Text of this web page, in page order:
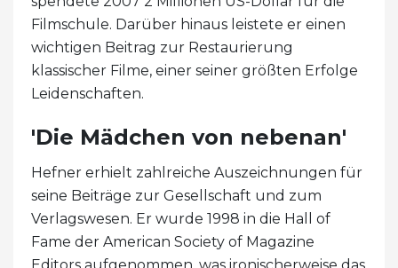
Filmschule. Darüber hinaus leistete er einen
wichtigen Beitrag zur Restaurierung
klassischer Filme, einer seiner größten Erfolge
Leidenschaften.
'Die Mädchen von nebenan'
Hefner erhielt zahlreiche Auszeichnungen für
seine Beiträge zur Gesellschaft und zum
Verlagswesen. Er wurde 1998 in die Hall of
Fame der American Society of Magazine
Editors aufgenommen, was ironischerweise das